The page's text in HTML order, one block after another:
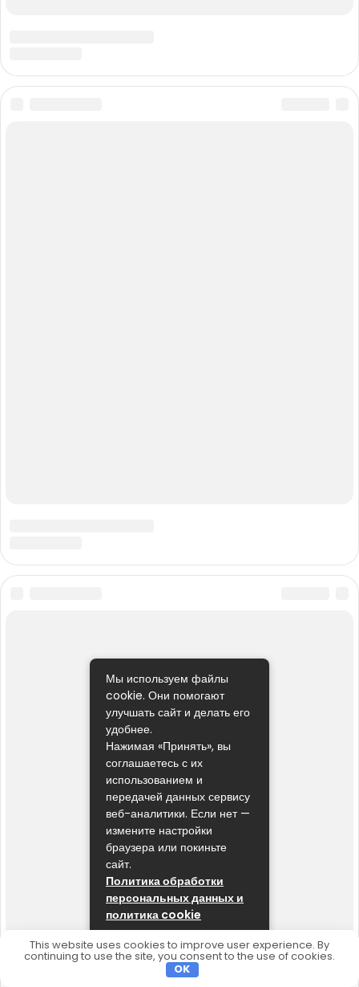
Мы используем файлы
cookie. Они помогают
улучшать сайт и делать его
удобнее.
Нажимая «Принять», вы
соглашаетесь с их
использованием и
передачей данных сервису
веб-аналитики. Если нет —
измените настройки
браузера или покиньте
сайт.
Политика обработки
персональных данных и
политика cookie
ПРИНЯТЬ
This website uses cookies to improve user experience. By
continuing to use the site, you consent to the use of cookies.
OK